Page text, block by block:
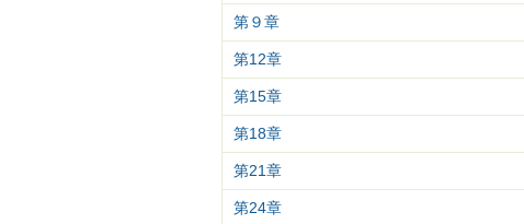
第９章
第12章
第15章
第18章
第21章
第24章